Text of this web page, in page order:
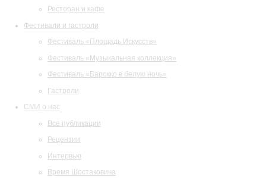
Ресторан и кафе
Фестивали и гастроли
Фестиваль «Площадь Искусств»
Фестиваль «Музыкальная коллекция»
Фестиваль «Барокко в белую ночь»
Гастроли
СМИ о нас
Все публикации
Рецензии
Интервью
Время Шостаковича